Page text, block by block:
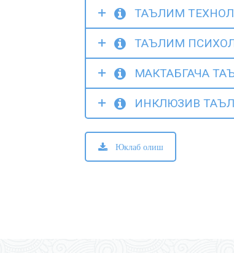
ТАЪЛИМ
ТАЪЛИМ
МАКТАБГАЧА
ИНКЛЮЗИВ
Юклаб олиш